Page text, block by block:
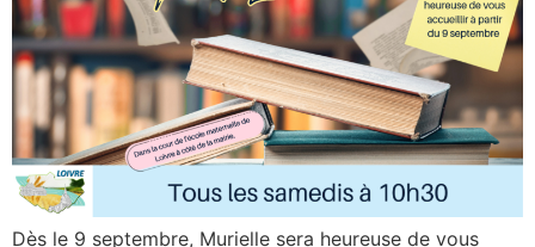
Dès le 9 septembre, Murielle sera heureuse de vous